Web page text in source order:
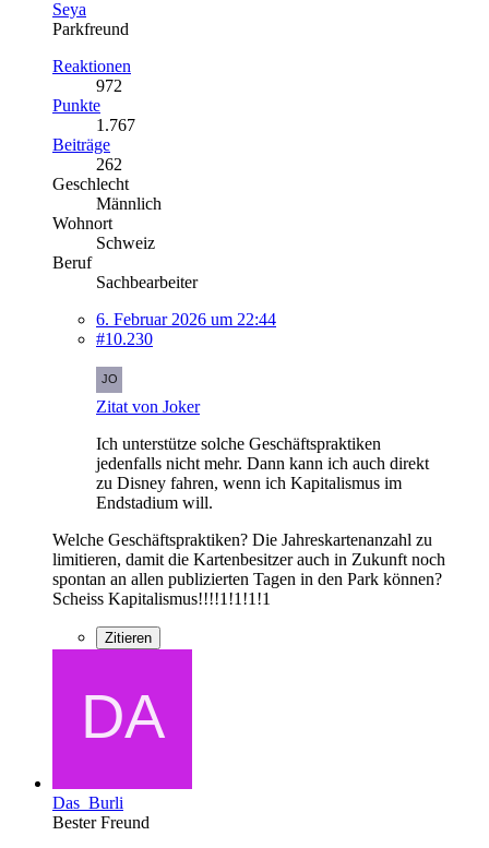
Seya
Parkfreund
Reaktionen
972
Punkte
1.767
Beiträge
262
Geschlecht
Männlich
Wohnort
Schweiz
Beruf
Sachbearbeiter
6. Februar 2026 um 22:44
#10.230
Zitat von Joker
Ich unterstütze solche Geschäftspraktiken
jedenfalls nicht mehr. Dann kann ich auch direkt
zu Disney fahren, wenn ich Kapitalismus im
Endstadium will.
Welche Geschäftspraktiken? Die Jahreskartenanzahl zu
limitieren, damit die Kartenbesitzer auch in Zukunft noch
spontan an allen publizierten Tagen in den Park können?
Scheiss Kapitalismus!!!!1!1!1!1
Zitieren
Das_Burli
Bester Freund